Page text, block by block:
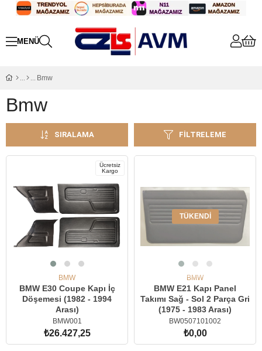
Bmw
Bmw
FILTRELEME
SIRALAMA
Ücretsiz
Kargo
BMW
BMW E30 Coupe Kapı İç
Döşemesi (1982 - 1994
Arası)
BMW001
₺26.427,25
TÜKENDI
BMW
BMW E21 Kapı Panel
Takımı Sağ - Sol 2 Parça Gri
(1975 - 1983 Arası)
BW0507101002
₺0,00